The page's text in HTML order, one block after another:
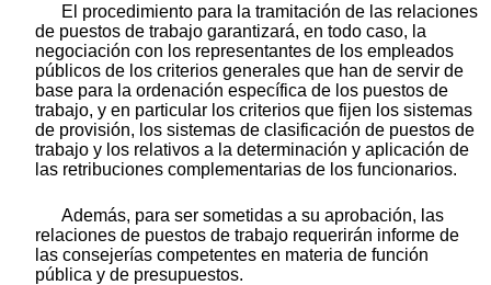
El procedimiento para la tramitación de las relaciones
de puestos de trabajo garantizará, en todo caso, la
negociación con los representantes de los empleados
públicos de los criterios generales que han de servir de
base para la ordenación específica de los puestos de
trabajo, y en particular los criterios que fijen los sistemas
de provisión, los sistemas de clasificación de puestos de
trabajo y los relativos a la determinación y aplicación de
las retribuciones complementarias de los funcionarios.
Además, para ser sometidas a su aprobación, las
relaciones de puestos de trabajo requerirán informe de
las consejerías competentes en materia de función
pública y de presupuestos.